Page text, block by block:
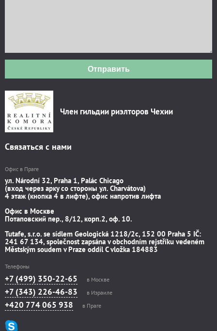
Отправить
Член гильдии риэлторов Чехии
Связаться с нами
Офис в Праге
ул. Národní 32, Praha 1, Palác Chicago
(вход через арку со стороны ул. Charvátova)
4 этаж (кнопка 4 в лифте), офис напротив лифта
Офис в Москве
Потаповский пер., 8/12, корп.2, оф. 10.
Tutafe, s.r.o. se sídlem Geologická 1218/2c, 152 00 Praha 5 IČ:
241 67 134, společnost zapsána v obchodním rejstříku vedeném
Městským soudem v Praze oddíl C vložka 184883
Телефоны
+7 (499) 350-22-65 в Москве
+7 (343) 226-46-83 в Израиле
+420 774 065 938 в Праге